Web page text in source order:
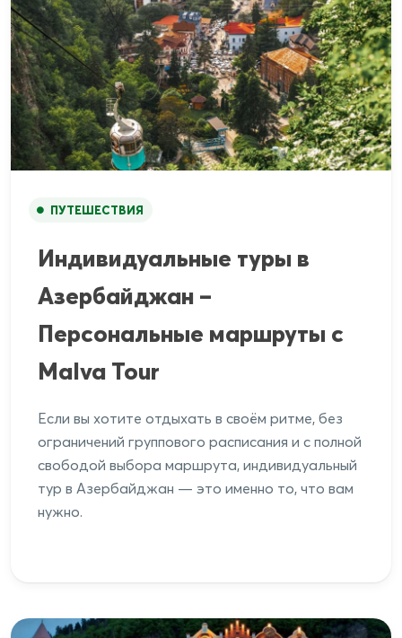
ПУТЕШЕСТВИЯ
Индивидуальные туры в
Азербайджан –
Персональные маршруты с
Malva Tour
Если вы хотите отдыхать в своём ритме, без
ограничений группового расписания и с полной
свободой выбора маршрута, индивидуальный
тур в Азербайджан — это именно то, что вам
нужно.